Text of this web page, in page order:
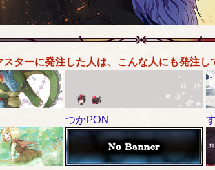
スターに発注した人は、こんな人にも発注し
つかPON